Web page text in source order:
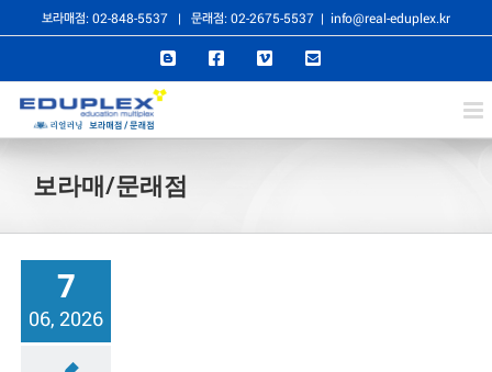
츠
뛰
보라매점: 02-848-5537 | 문래점: 02-2675-5537 | info@real-eduplex.kr
BloggerFacebookVimeo이
보라매/문래점
7
06, 2026